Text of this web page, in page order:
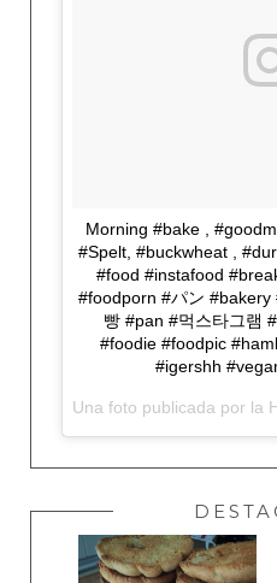
Morning #bake ,
#Spelt, #buckwheat ,
#food #instafood
#foodporn #パン
빵 #pan #먹스타그램
#foodie #foodpic
#igershh